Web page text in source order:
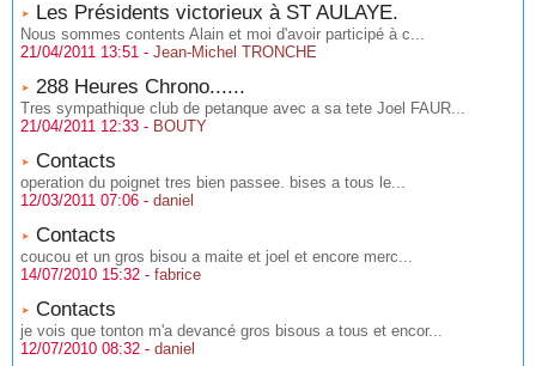
Les Présidents victorieux à ST AULAYE.
Nous sommes contents Alain et moi d'avoir participé à c...
21/04/2011 13:51 - Jean-Michel TRONCHE
288 Heures Chrono......
Tres sympathique club de petanque avec a sa tete Joel FAUR...
21/04/2011 12:33 - BOUTY
Contacts
operation du poignet tres bien passee. bises a tous le...
12/03/2011 07:06 - daniel
Contacts
coucou et un gros bisou a maite et joel et encore merc...
14/07/2010 15:32 - fabrice
Contacts
je vois que tonton m'a devancé gros bisous a tous et encor...
12/07/2010 08:32 - daniel